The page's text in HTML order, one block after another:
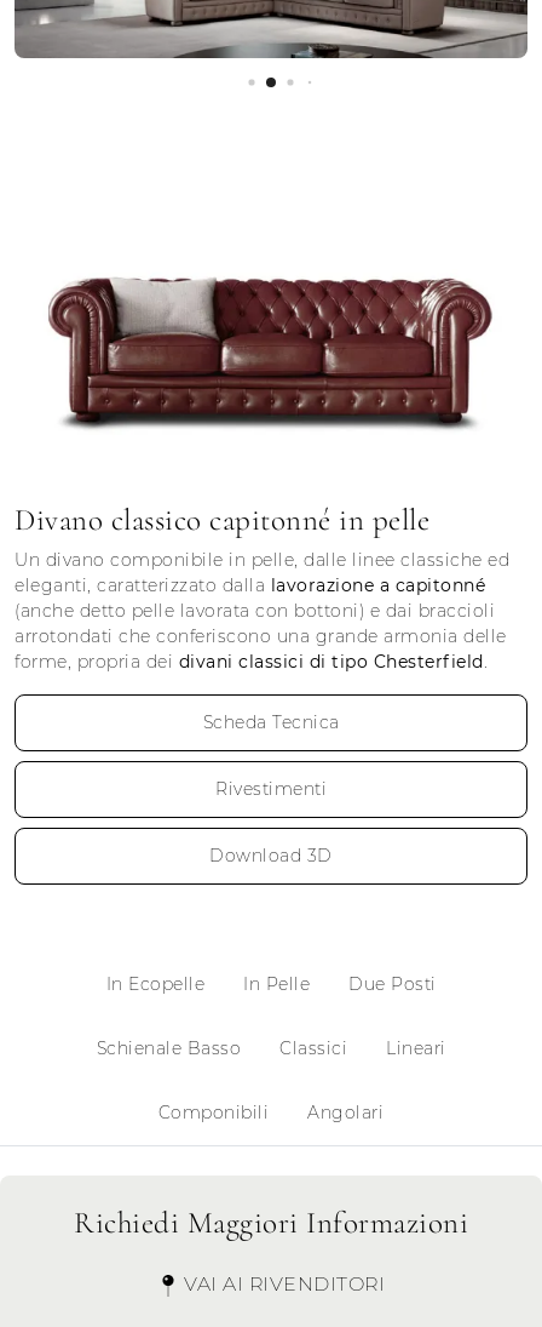
Divano classico capitonné in pelle
Un divano componibile in pelle, dalle linee classiche ed
eleganti, caratterizzato dalla lavorazione a capitonné
(anche detto pelle lavorata con bottoni) e dai braccioli
arrotondati che conferiscono una grande armonia delle
forme, propria dei divani classici di tipo Chesterfield.
Scheda Tecnica
Rivestimenti
Download 3D
In Ecopelle In Pelle Due Posti
Schienale Basso Classici Lineari
Componibili Angolari
Richiedi Maggiori Informazioni
VAI AI RIVENDITORI